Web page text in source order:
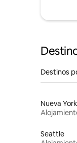
Destinos
Nueva York
Seattle